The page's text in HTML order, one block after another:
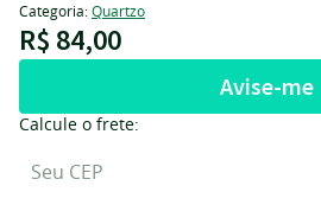
Categoria:Quartzo
R$ 84,00
Avise-me
Calcule o frete: